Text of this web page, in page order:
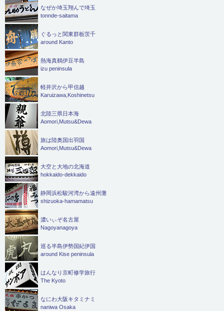
なぜか埼玉翔んで埼玉
tonnde-saitama
ぐるっと関東群栃茨千
around Kanto
熱海真鶴伊豆半島
izu peninsula
軽井沢から甲信越
Karuizawa,Koshinetsu
北陸三県日本海
Aomori,Mutsu&Dewa
旅は陸奥国出羽国
Aomori,Mutsu&Dewa
大空と大地の北海道
hokkaido-dekkaido
静岡浜松駿河湾から遠州灘
shizuoka-hamamatsu
濃いぃぞ名古屋
Nagoyanagoya
巡る半島伊勢国紀伊国
around Kise peninsula
はんなり京町修学旅行
The Kyoto
なにわ大阪キタミナミ
naniwa Osaka